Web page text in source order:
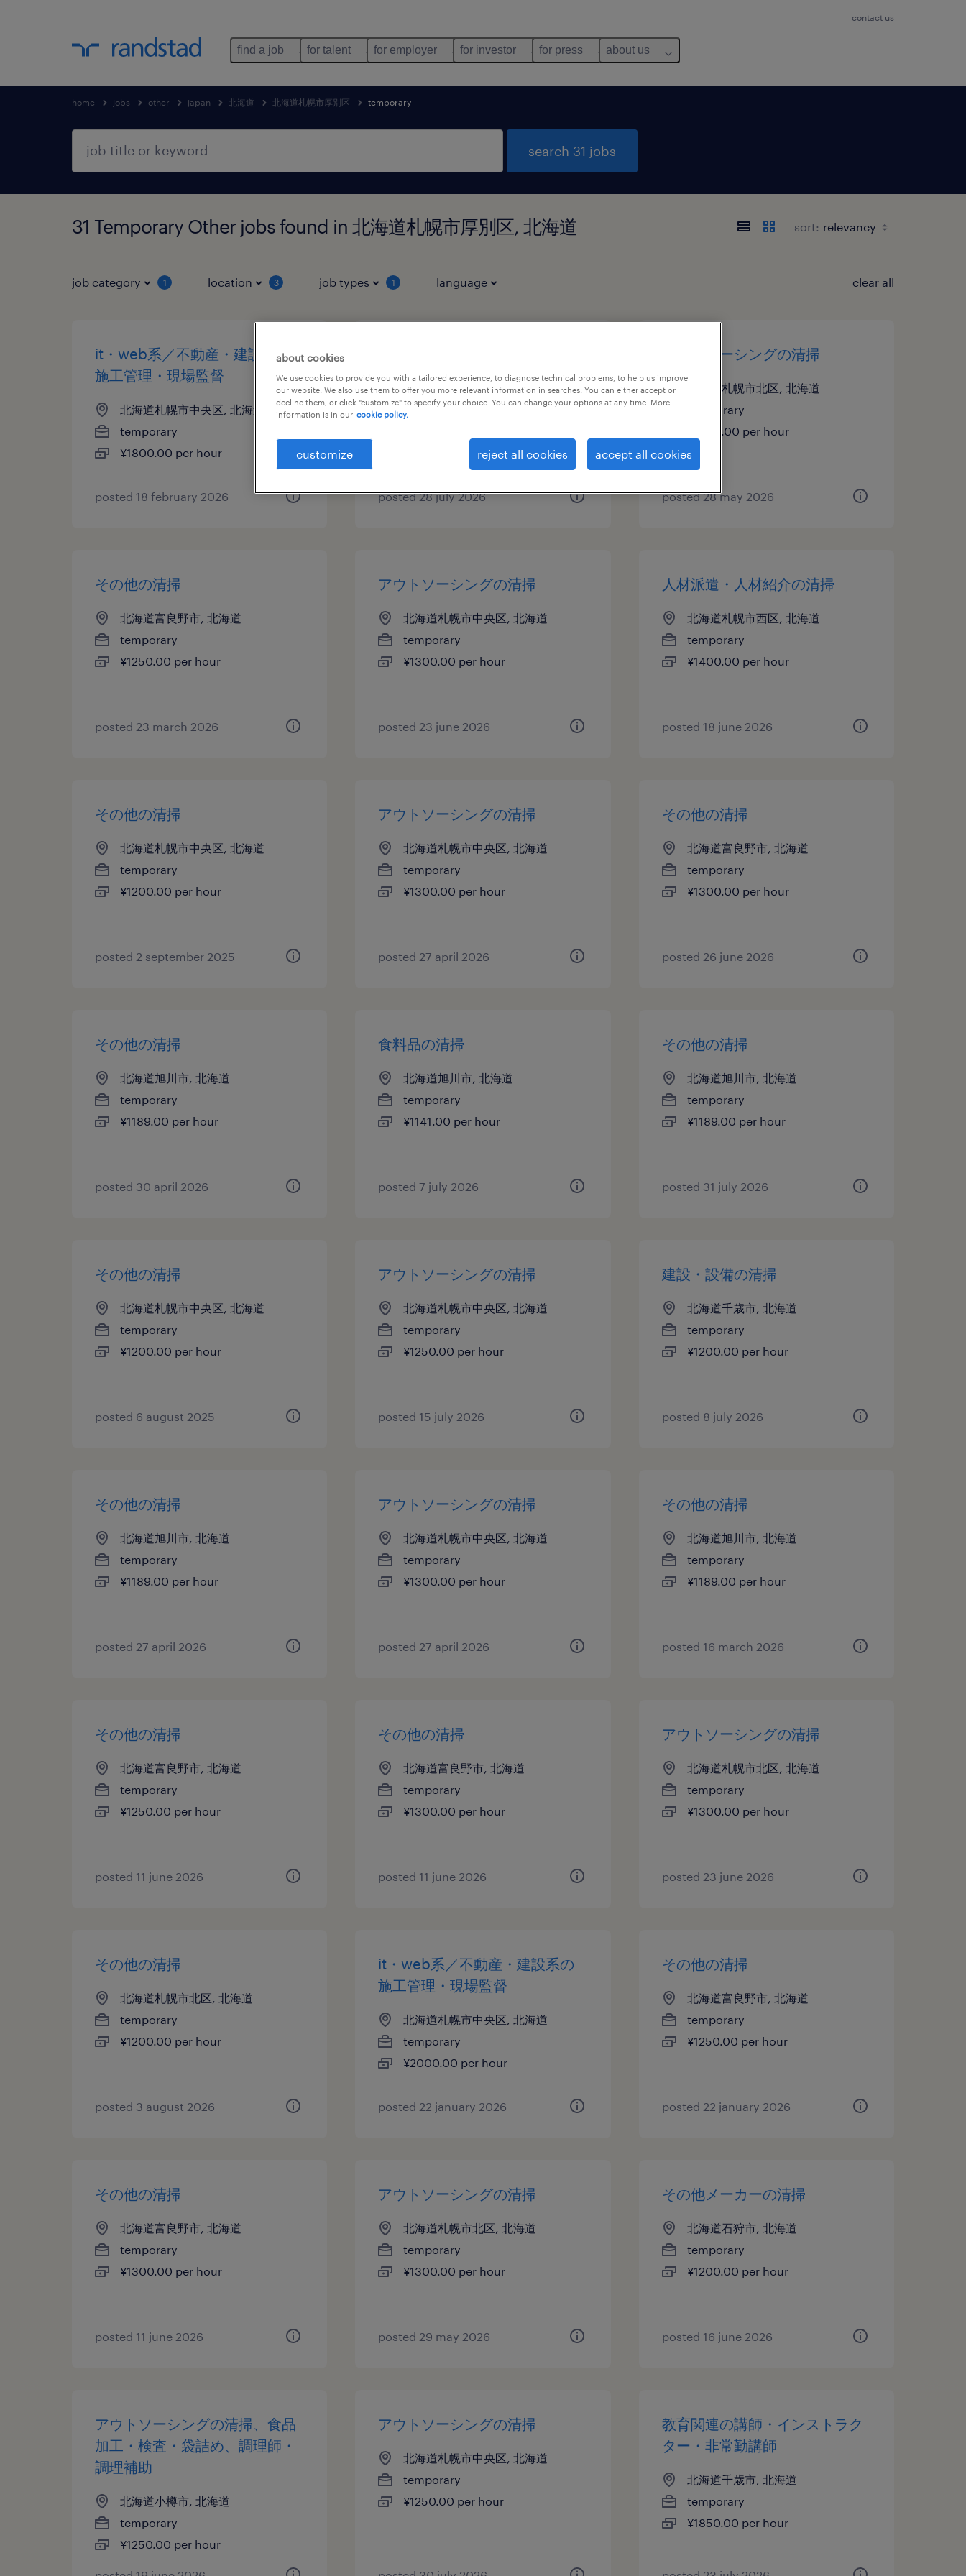
contact us
find a job for talent for employer for investor for press about us
home jobs other japan 北海道 北海道札幌市厚別区 temporary
search 31 jobs
31 Temporary Other jobs found in 北海道札幌市厚別区, 北海道 sort:
job category 1 location 3 job types 1 language clear all
it・web系／不動産・建設系の
施工管理・現場監督
北海道札幌市中央区, 北海道
temporary
¥1800.00 per hour
posted 18 february 2026
北海道千歳市, 北海道
temporary
posted 28 july 2026
アウトソーシングの清掃
北海道札幌市北区, 北海道
temporary
¥1300.00 per hour
posted 28 may 2026
その他の清掃
北海道富良野市, 北海道
temporary
¥1250.00 per hour
posted 23 march 2026
アウトソーシングの清掃
北海道札幌市中央区, 北海道
temporary
¥1300.00 per hour
posted 23 june 2026
人材派遣・人材紹介の清掃
北海道札幌市西区, 北海道
temporary
¥1400.00 per hour
posted 18 june 2026
その他の清掃
北海道札幌市中央区, 北海道
temporary
¥1200.00 per hour
posted 2 september 2025
アウトソーシングの清掃
北海道札幌市中央区, 北海道
temporary
¥1300.00 per hour
posted 27 april 2026
その他の清掃
北海道富良野市, 北海道
temporary
¥1300.00 per hour
posted 26 june 2026
その他の清掃
北海道旭川市, 北海道
temporary
¥1189.00 per hour
posted 30 april 2026
食料品の清掃
北海道旭川市, 北海道
temporary
¥1141.00 per hour
posted 7 july 2026
その他の清掃
北海道旭川市, 北海道
temporary
¥1189.00 per hour
posted 31 july 2026
その他の清掃
北海道札幌市中央区, 北海道
temporary
¥1200.00 per hour
posted 6 august 2025
アウトソーシングの清掃
北海道札幌市中央区, 北海道
temporary
¥1250.00 per hour
posted 15 july 2026
建設・設備の清掃
北海道千歳市, 北海道
temporary
¥1200.00 per hour
posted 8 july 2026
その他の清掃
北海道旭川市, 北海道
temporary
¥1189.00 per hour
posted 27 april 2026
アウトソーシングの清掃
北海道札幌市中央区, 北海道
temporary
¥1300.00 per hour
posted 27 april 2026
その他の清掃
北海道旭川市, 北海道
temporary
¥1189.00 per hour
posted 16 march 2026
その他の清掃
北海道富良野市, 北海道
temporary
¥1250.00 per hour
posted 11 june 2026
その他の清掃
北海道富良野市, 北海道
temporary
¥1300.00 per hour
posted 11 june 2026
アウトソーシングの清掃
北海道札幌市北区, 北海道
temporary
¥1300.00 per hour
posted 23 june 2026
その他の清掃
北海道札幌市北区, 北海道
temporary
¥1200.00 per hour
posted 3 august 2026
it・web系／不動産・建設系の
施工管理・現場監督
北海道札幌市中央区, 北海道
temporary
¥2000.00 per hour
posted 22 january 2026
その他の清掃
北海道富良野市, 北海道
temporary
¥1250.00 per hour
posted 22 january 2026
その他の清掃
北海道富良野市, 北海道
temporary
¥1300.00 per hour
posted 11 june 2026
アウトソーシングの清掃
北海道札幌市北区, 北海道
temporary
¥1300.00 per hour
posted 29 may 2026
その他メーカーの清掃
北海道石狩市, 北海道
temporary
¥1200.00 per hour
posted 16 june 2026
アウトソーシングの清掃、食品
加工・検査・袋詰め、調理師・
調理補助
北海道小樽市, 北海道
temporary
¥1250.00 per hour
アウトソーシングの清掃
北海道札幌市中央区, 北海道
temporary
¥1250.00 per hour
教育関連の講師・インストラク
ター・非常勤講師
北海道千歳市, 北海道
temporary
¥1850.00 per hour
about cookies
We use cookies to provide you with a tailored experience, to diagnose technical problems, to help us improve
our website. We also use them to offer you more relevant information in searches. You can either accept or
decline them, or click "customize" to specify your choice. You can change your options at any time. More
information is in our cookie policy.
customize reject all cookies accept all cookies